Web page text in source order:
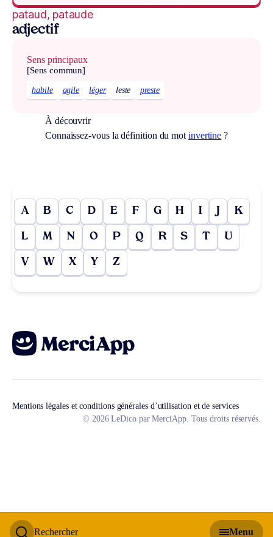
Rechercher Menu
pataud, pataude
adjectif
Sens principaux
[Sens commun]
habile agile léger leste preste
À découvrir
Connaissez-vous la définition du mot invertine ?
A B C D E F G H I J K
L M N O P Q R S T U
V W X Y Z
Mentions légales et conditions générales d’utilisation et de services
© 2026 LeDico par MerciApp. Tous droits réservés.